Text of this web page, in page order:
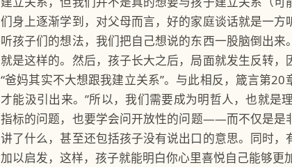
们身上逐渐学到，对父母而言，好的家庭谈话就是一
听孩子们的想法，我们把自己想说的东西一股脑倒出
就是这样的。然后，孩子长大之后，局面就发生反转
“爸妈其实不大想跟我建立关系”。与此相反，箴言第
才能汲引出来。”所以，我们需要成为明哲人，也就
指标的问题，也要学会问开放性的问题——而不仅是
讲了什么，甚至还包括孩子没有说出口的意思。同时
加以启发，这样，孩子就能明白你心里喜悦自己能够更